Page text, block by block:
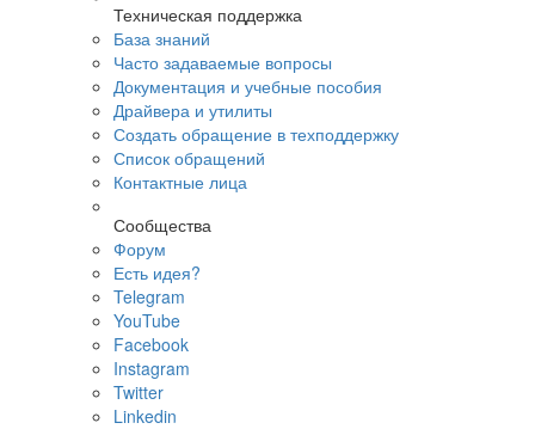
Техническая поддержка
База знаний
Часто задаваемые вопросы
Документация и учебные пособия
Драйвера и утилиты
Создать обращение в техподдержку
Список обращений
Контактные лица
Сообщества
Форум
Есть идея?
Telegram
YouTube
Facebook
Instagram
Twitter
Linkedin